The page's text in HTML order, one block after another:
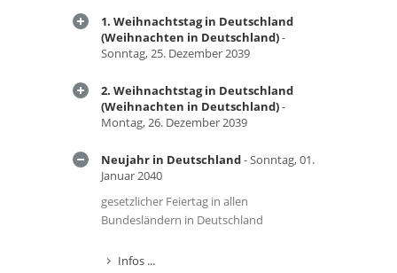
1. Weihnachtstag in Deutschland
(Weihnachten in Deutschland)-
Sonntag, 25. Dezember 2039
2. Weihnachtstag in Deutschland
(Weihnachten in Deutschland)-
Montag, 26. Dezember 2039
Neujahr in Deutschland- Sonntag, 01.
Januar 2040
gesetzlicher Feiertag in allen
Bundesländern in Deutschland
Infos ...